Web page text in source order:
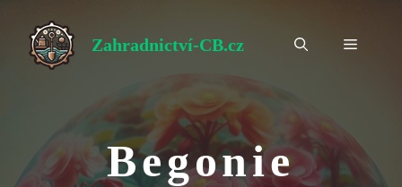
obsah
Zahradnictví-CB.cz Menu
Begonie